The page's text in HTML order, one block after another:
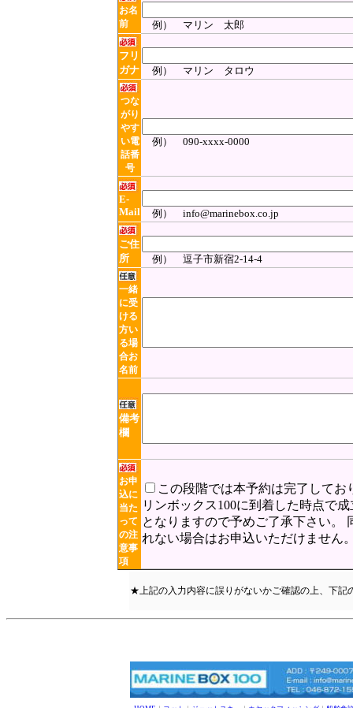
お名
前
例） マリン 太郎
フリ
ガナ
例） マリン タロウ
つな
がり
やす
い電
話番
号
例） 090-xxxx-0000
E-
Mail
例） info@marinebox.co.jp
ご住
所
例） 逗子市新宿2-14-4
一緒
に受
ける
方い
る場
合お
名前
備考
欄
お申
込に
当た
って
の注
意事
項
この段階では本予約は完了して
リンボックス100に到着した時点で
となりますので予めご了承下さい。
れない場合はお申込いただけません
★上記の入力内容に誤りがないかご確認の上、下記